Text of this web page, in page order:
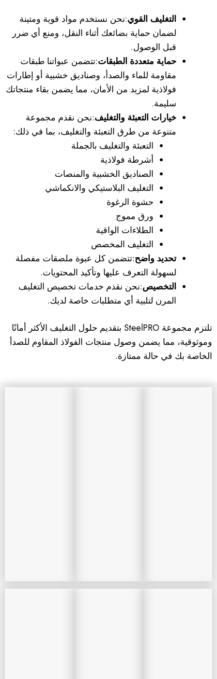
التغليف القوي:نحن نستخدم مواد قوية ومتينة
لضمان حماية بضائعك أثناء النقل، ومنع أي ضرر
قبل الوصول.
حماية متعددة الطبقات:تتضمن عبواتنا طبقات
مقاومة للماء والصدأ، وصناديق خشبية أو إطارات
فولاذية لمزيد من الأمان، مما يضمن بقاء منتجاتك
سليمة.
خيارات التعبئة والتغليف:نحن نقدم مجموعة
متنوعة من طرق التعبئة والتغليف، بما في ذلك:
التعبئة والتغليف بالجملة
أشرطة فولاذية
الصناديق الخشبية والمنصات
التغليف البلاستيكي والانكماشي
حشوة الرغوة
ورق مموج
الطلاءات الواقية
التغليف المخصص
تحديد واضح:تتضمن كل عبوة ملصقات مفصلة
لسهولة التعرف عليها وتأكيد المحتويات.
التخصيص:نحن نقدم خدمات تخصيص التغليف
المرن لتلبية أي متطلبات خاصة لديك.
تلتزم مجموعة SteelPRO بتقديم حلول التغليف الأكثر أمانًا
وموثوقية، مما يضمن وصول منتجات الفولاذ المقاوم للصدأ
الخاصة بك في حالة ممتازة.